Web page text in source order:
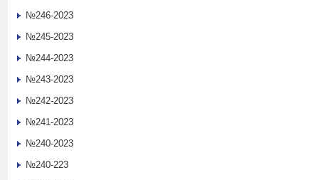
№246-2023
№245-2023
№244-2023
№243-2023
№242-2023
№241-2023
№240-2023
№240-223